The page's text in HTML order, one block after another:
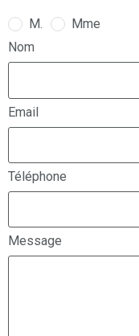
M.
Mme
Nom
Email
Téléphone
Message